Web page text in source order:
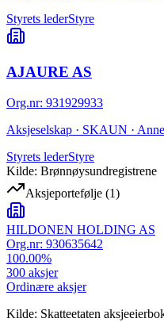
Styrets lederStyre
AJAURE AS
Org.nr: 931929933
Aksjeselskap · SKAUN ·
Styrets lederStyre
Kilde: Brønnøysundregistrene
Aksjeportefølje (1)
HILDONEN HOLDING AS
Org.nr: 930635642
100.00%
300 aksjer
Ordinære aksjer
Kilde: Skatteetaten